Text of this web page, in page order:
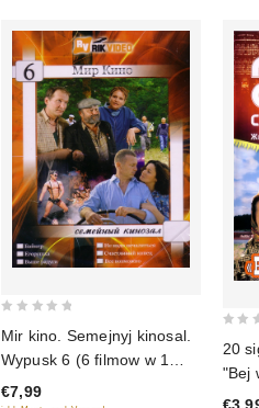
of
5
Mir kino. Semejnyj kinosal.
Wypusk 6 (6 filmow w 1
diske)
€7,99
of
5
20
"Bej